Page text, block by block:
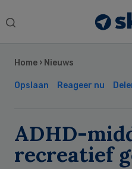
Search
Home › Nieuws
Opslaan Reageer nu
ADHD-
recreatief
Sidebar